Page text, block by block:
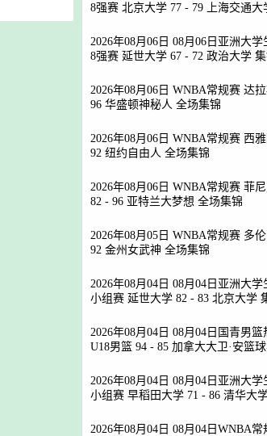
8强赛 北京大学 77 - 79 上海交通大
2026年08月06日 08月06日亚洲大
8强赛 延世大学 67 - 72 政治大学
2026年08月06日 WNBA常规赛 达
96 华盛顿神秘人 全场集锦
2026年08月06日 WNBA常规赛 西
92 纽约自由人 全场集锦
2026年08月06日 WNBA常规赛 菲
82 - 96 亚特兰大梦想 全场集锦
2026年08月05日 WNBA常规赛 多
92 金州女武神 全场集锦
2026年08月04日 08月04日亚洲大
小组赛 延世大学 82 - 83 北京大学
2026年08月04日 08月04日国青男篮
U18男篮 94 - 85 加拿大大卫·安篮
2026年08月04日 08月04日亚洲大
小组赛 早稻田大学 71 - 86 清华大
2026年08月04日 08月04日WNBA